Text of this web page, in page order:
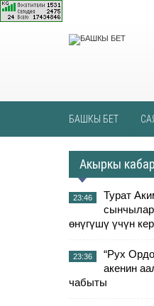
БАШКЫ БЕТ
Акыркы
23:46
Турат
өнүгүшү үчүн
23:36
“Рух
акенин
чабыты